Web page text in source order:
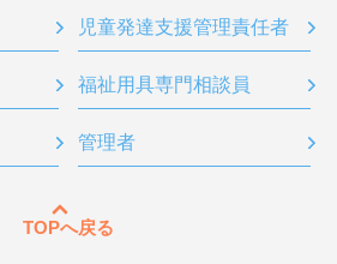
児童発達支援管理責任者
福祉用具専門相談員
管理者
TOPへ戻る